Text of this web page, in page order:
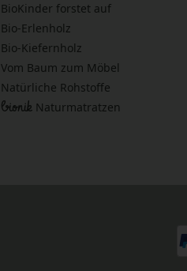
BioKinder forstet auf
Bio-Erlenholz
Bio-Kiefernholz
Vom Baum zum Möbel
Natürliche Rohstoffe
bionik Naturmatratzen